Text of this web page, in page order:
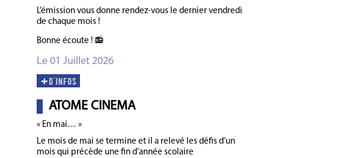
L’émission vous donne rendez-vous le dernier vendredi
de chaque mois !
Bonne écoute ! 📻
Le 01 Juillet 2026
ATOME CINEMA
« En mai… »
Le mois de mai se termine et il a relevé les défis d’un
mois qui précède une fin d’année scolaire